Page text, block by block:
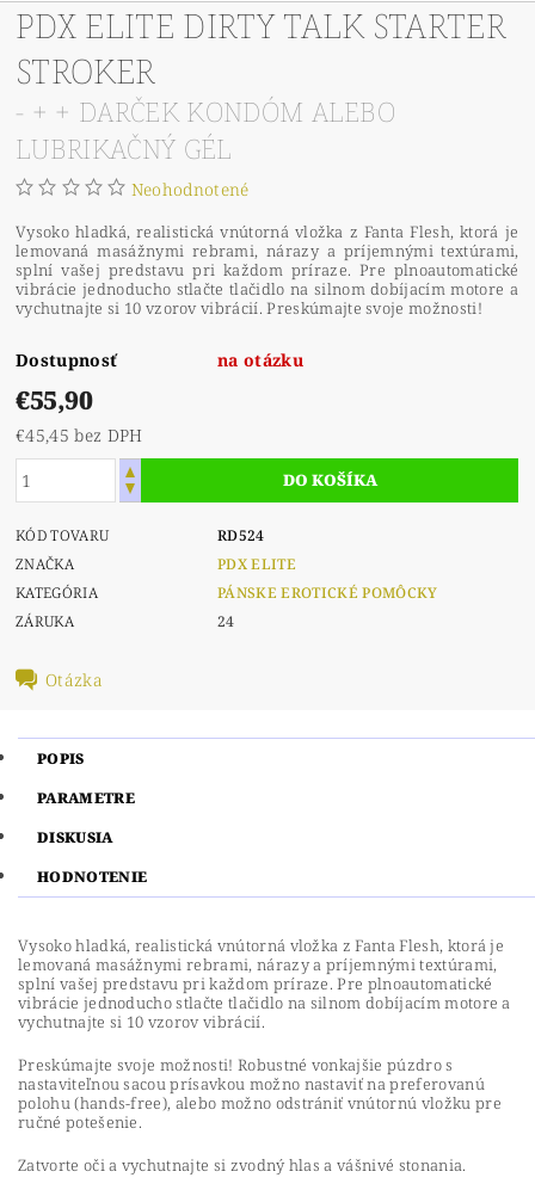
PDX ELITE DIRTY TALK STARTER
STROKER
- + + DARČEK KONDÓM ALEBO
LUBRIKAČNÝ GÉL
Neohodnotené
Vysoko hladká, realistická vnútorná vložka z Fanta Flesh, ktorá je
lemovaná masážnymi rebrami, nárazy a príjemnými textúrami,
splní vašej predstavu pri každom príraze. Pre plnoautomatické
vibrácie jednoducho stlačte tlačidlo na silnom dobíjacím motore a
vychutnajte si 10 vzorov vibrácií. Preskúmajte svoje možnosti!
Dostupnosť na otázku
€55,90
€45,45 bez DPH
KÓD TOVARU
RD524
ZNAČKA
PDX ELITE
KATEGÓRIA
PÁNSKE EROTICKÉ POMÔCKY
ZÁRUKA
24
Otázka
POPIS
PARAMETRE
DISKUSIA
HODNOTENIE
Vysoko hladká, realistická vnútorná vložka z Fanta Flesh, ktorá je
lemovaná masážnymi rebrami, nárazy a príjemnými textúrami,
splní vašej predstavu pri každom príraze. Pre plnoautomatické
vibrácie jednoducho stlačte tlačidlo na silnom dobíjacím motore a
vychutnajte si 10 vzorov vibrácií.
Preskúmajte svoje možnosti! Robustné vonkajšie púzdro s
nastaviteľnou sacou prísavkou možno nastaviť na preferovanú
polohu (hands-free), alebo možno odstrániť vnútornú vložku pre
ručné potešenie.
Zatvorte oči a vychutnajte si zvodný hlas a vášnivé stonania.